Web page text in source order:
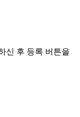
신 후 등록 버튼을